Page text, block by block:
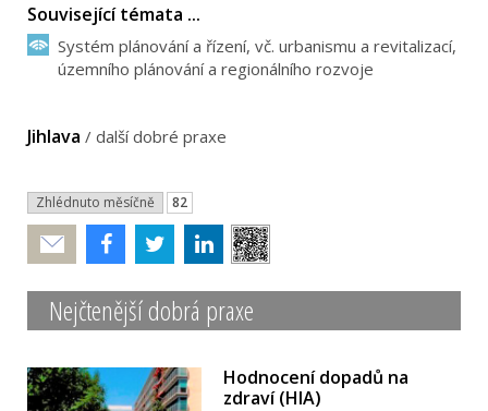
Související témata ...
Systém plánování a řízení, vč. urbanismu a revitalizací,
územního plánování a regionálního rozvoje
Jihlava / další dobré praxe
Zhlédnuto měsíčně 82
Poslat
Nejčtenější dobrá praxe
Hodnocení dopadů na
zdraví (HIA)